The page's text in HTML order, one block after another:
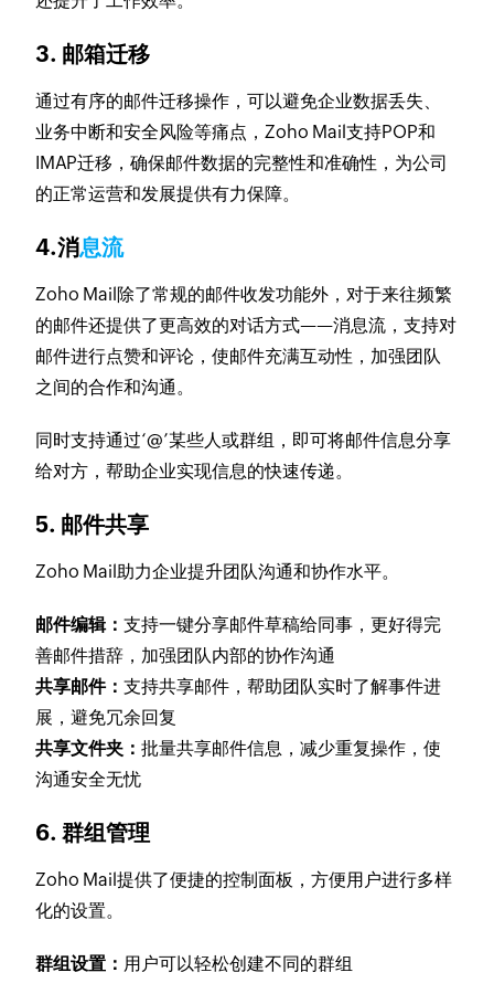
3. 邮箱迁移
通过有序的邮件迁移操作，可以避免企业数据丢失、
业务中断和安全风险等痛点，Zoho Mail支持POP和
IMAP迁移，确保邮件数据的完整性和准确性，为公司
的正常运营和发展提供有力保障。
4.消息流
Zoho Mail除了常规的邮件收发功能外，对于来往频繁
的邮件还提供了更高效的对话方式——消息流，支持对
邮件进行点赞和评论，使邮件充满互动性，加强团队
之间的合作和沟通。
同时支持通过‘@’某些人或群组，即可将邮件信息分享
给对方，帮助企业实现信息的快速传递。
5. 邮件共享
Zoho Mail助力企业提升团队沟通和协作水平。
邮件编辑：支持一键分享邮件草稿给同事，更好得完
善邮件措辞，加强团队内部的协作沟通
共享邮件：支持共享邮件，帮助团队实时了解事件进
展，避免冗余回复
共享文件夹：批量共享邮件信息，减少重复操作，使
沟通安全无忧
6. 群组管理
Zoho Mail提供了便捷的控制面板，方便用户进行多样
化的设置。
群组设置： 用户可以轻松创建不同的群组